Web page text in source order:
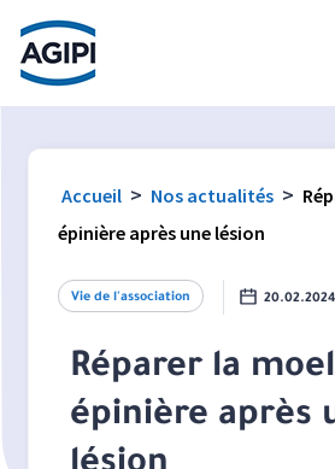
Accès au menu
Accès au contenu principal
Accueil > Nos actualités >
épinière après une lésion
Vie de l'association 20.02.2024
Réparer la
épinière après